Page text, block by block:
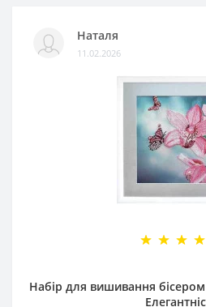
Наталя
11.02.2026
Набір для вишивання